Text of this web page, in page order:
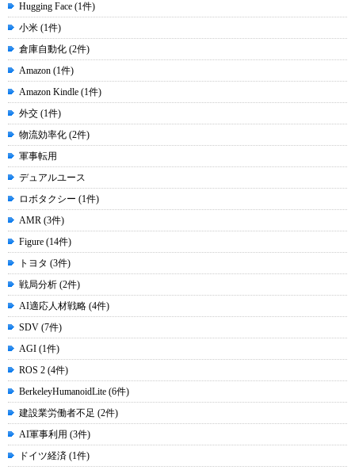
Hugging Face (1件)
小米 (1件)
倉庫自動化 (2件)
Amazon (1件)
Amazon Kindle (1件)
外交 (1件)
物流効率化 (2件)
軍事転用
デュアルユース
ロボタクシー (1件)
AMR (3件)
Figure (14件)
トヨタ (3件)
戦局分析 (2件)
AI適応人材戦略 (4件)
SDV (7件)
AGI (1件)
ROS 2 (4件)
BerkeleyHumanoidLite (6件)
建設業労働者不足 (2件)
AI軍事利用 (3件)
ドイツ経済 (1件)